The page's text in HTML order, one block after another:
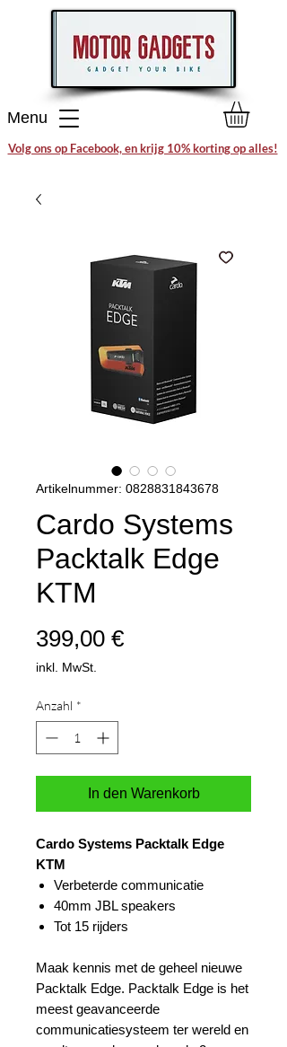
Menu
Volg ons op Facebook, en krijg 10% korting op alles!
Artikelnummer: 0828831843678
Cardo Systems
Packtalk Edge
KTM
399,00 €Preis
inkl. MwSt.
Anzahl *
In den Warenkorb
Cardo Systems Packtalk Edge
KTM
Verbeterde communicatie
40mm JBL speakers
Tot 15 rijders
Maak kennis met de geheel nieuwe
Packtalk Edge. Packtalk Edge is het
meest geavanceerde
communicatiesysteem ter wereld en